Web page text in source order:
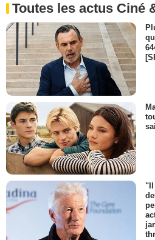
Toutes les actus Ciné
"Il